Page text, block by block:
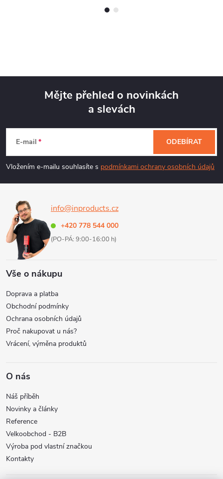
p
a
Mějte přehled o novinkách
a slevách
E-mail
Vložením e-mailu souhlasíte s podmínkami ochrany osobních údajů
ODEBÍRAT
info@inproducts.cz
+420 778 544 000
(PO-PÁ: 9:00-16:00 h)
Vše o nákupu
Doprava a platba
Obchodní podmínky
Ochrana osobních údajů
Proč nakupovat u nás?
Vrácení, výměna produktů
O nás
Náš příběh
Novinky a články
Reference
Velkoobchod - B2B
Výroba pod vlastní značkou
Kontakty